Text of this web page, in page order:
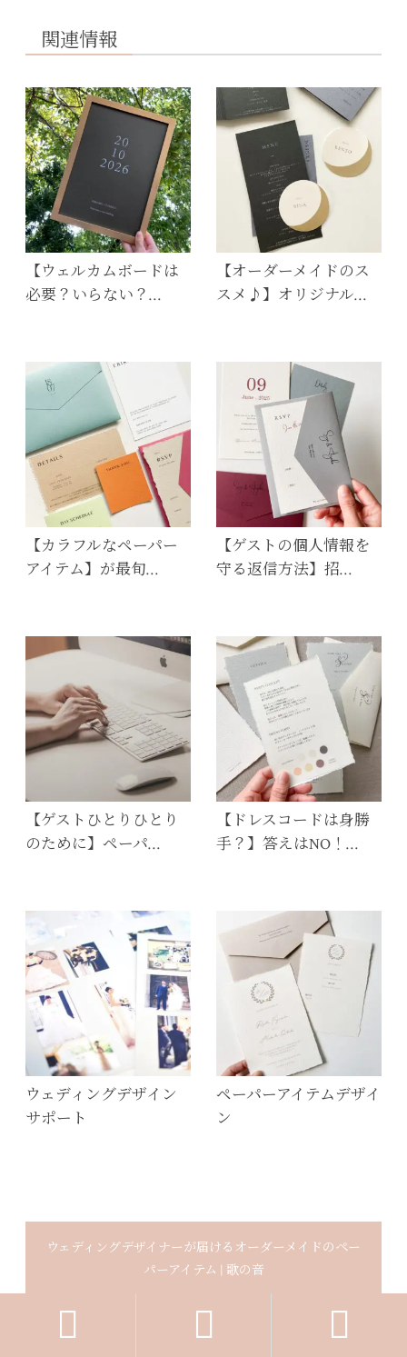
関連情報
【ウェルカムボードは
必要？いらない？…
【オーダーメイドのス
スメ♪】オリジナル…
【カラフルなペーパー
アイテム】が最旬…
【ゲストの個人情報を
守る返信方法】招…
【ゲストひとりひとり
のために】ペーパ…
【ドレスコードは身勝
手？】答えはNO！…
ウェディングデザイン
サポート
ペーパーアイテムデザイ
ン
ウェディングデザイナーが届けるオーダーメイドのペー
パーアイテム | 歌の音
  